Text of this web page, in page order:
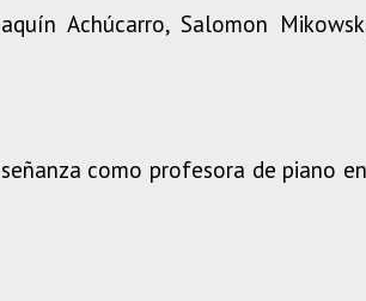
Achúcarro, Salomon
como profesora de piano